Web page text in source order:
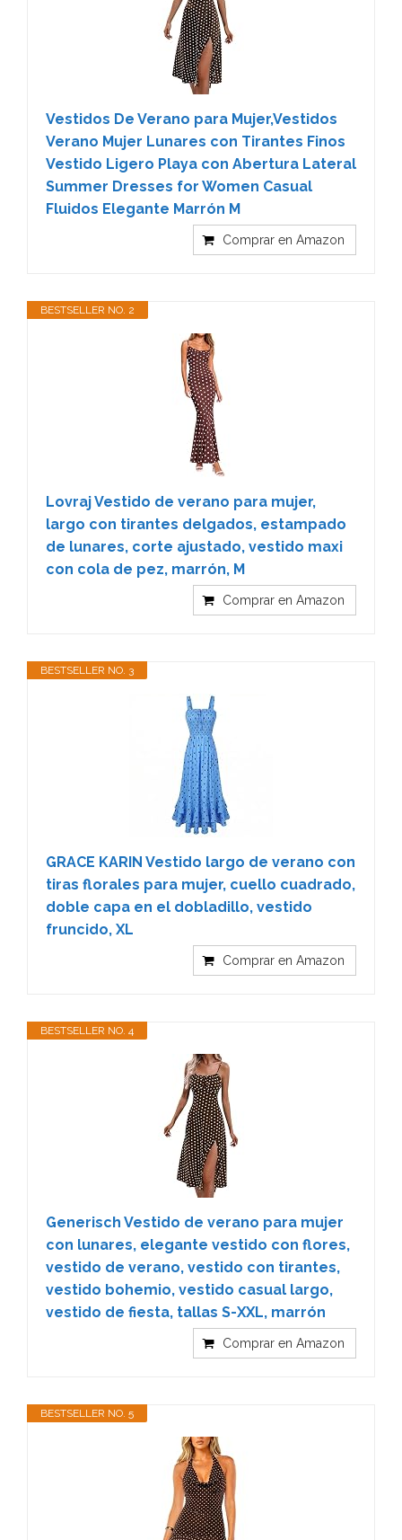
Vestidos De Verano para Mujer,Vestidos
Verano Mujer Lunares con Tirantes Finos
Vestido Ligero Playa con Abertura Lateral
Summer Dresses for Women Casual
Fluidos Elegante Marrón M
Comprar en Amazon
BESTSELLER NO. 2
Lovraj Vestido de verano para mujer,
largo con tirantes delgados, estampado
de lunares, corte ajustado, vestido maxi
con cola de pez, marrón, M
Comprar en Amazon
BESTSELLER NO. 3
GRACE KARIN Vestido largo de verano con
tiras florales para mujer, cuello cuadrado,
doble capa en el dobladillo, vestido
fruncido, XL
Comprar en Amazon
BESTSELLER NO. 4
Generisch Vestido de verano para mujer
con lunares, elegante vestido con flores,
vestido de verano, vestido con tirantes,
vestido bohemio, vestido casual largo,
vestido de fiesta, tallas S-XXL, marrón
Comprar en Amazon
BESTSELLER NO. 5